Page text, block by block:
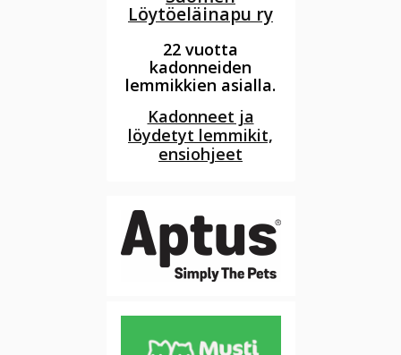
Löytöeläinapu ry
22 vuotta
kadonneiden
lemmikkien asialla.
Kadonneet ja
löydetyt lemmikit,
ensiohjeet